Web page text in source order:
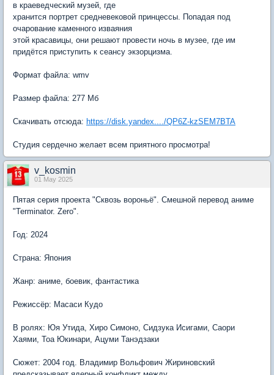
в краеведческий музей, где
хранится портрет средневековой принцессы. Попадая под
очарование каменного изваяния
этой красавицы, они решают провести ночь в музее, где им
придётся приступить к сеансу экзорцизма.
Формат файла: wmv
Размер файла: 277 Мб
Скачивать отсюда: https://disk.yandex..../QP6Z-kzSEM7BTA
Студия сердечно желает всем приятного просмотра!
v_kosmin
01 May 2025
Пятая серия проекта "Сквозь вороньё". Смешной перевод аниме
"Terminator. Zero".
Год: 2024
Страна: Япония
Жанр: аниме, боевик, фантастика
Режиссёр: Масаси Кудо
В ролях: Юя Утида, Хиро Симоно, Сидзука Исигами, Саори
Хаями, Тоа Юкинари, Ацуми Танэдзаки
Сюжет: 2004 год. Владимир Вольфович Жириновский